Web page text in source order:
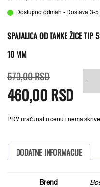
Dostupno odmah - Dostava 3-
SPAJALICA OD TANKE ŽICE
10 MM
570,00RSDcena
je
bila:
570,00 RSD.
460,00 RSD
cena
je:
460,00 RSD.
PDV uračunat u cenu i nema
-
DODATNE INFORMACIJE
Brend